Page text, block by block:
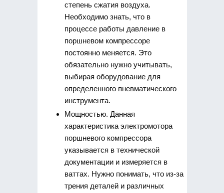
степень сжатия воздуха.
Необходимо знать, что в
процессе работы давление в
поршневом компрессоре
постоянно меняется. Это
обязательно нужно учитывать,
выбирая оборудование для
определенного пневматического
инструмента.
Мощностью. Данная
характеристика электромотора
поршневого компрессора
указывается в технической
документации и измеряется в
ваттах. Нужно понимать, что из-за
трения деталей и различных